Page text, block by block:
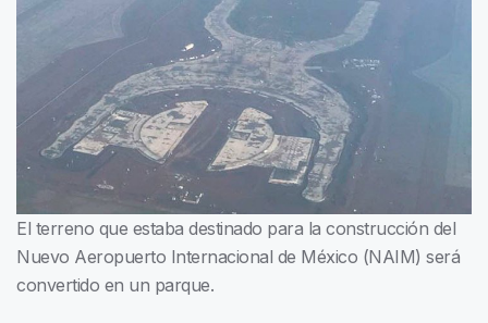
El terreno que estaba destinado para la construcción del
Nuevo Aeropuerto Internacional de México (NAIM) será
convertido en un parque.